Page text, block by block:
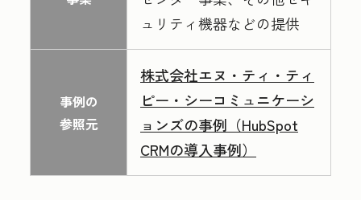
ュリティ機器などの提供
事例の
参照元
株式会社エヌ・ティ・ティ
ピー・シーコミュニケーシ
ョンズの事例（HubSpot
CRMの導入事例）